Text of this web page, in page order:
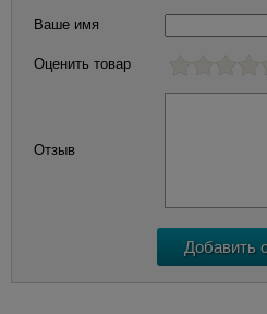
Ваше имя
Оценить товар
Отзыв